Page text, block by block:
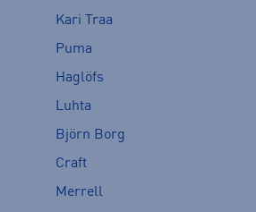
Kari Traa
Puma
Haglöfs
Luhta
Björn Borg
Craft
Merrell